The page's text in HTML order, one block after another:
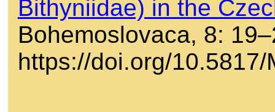
Bithyniidae) in the
Bohemoslovaca, 8:
https://doi.org/